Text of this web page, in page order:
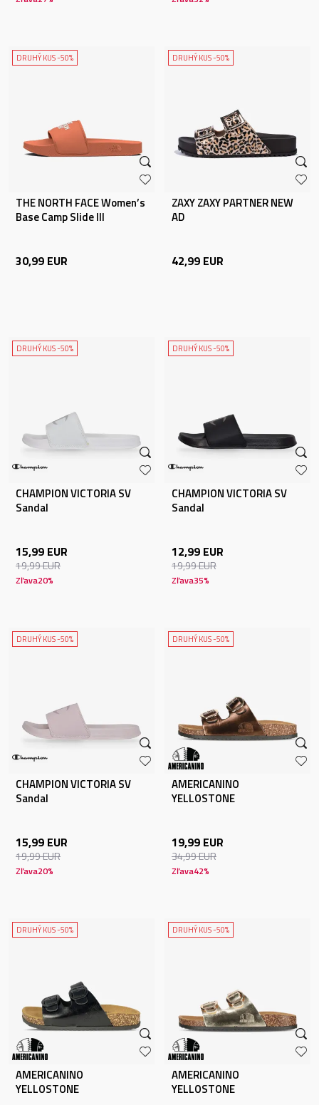
DRUHÝ KUS -50%
THE NORTH FACE Women’s
Base Camp Slide III
30,99 EUR
DRUHÝ KUS -50%
ZAXY ZAXY PARTNER NEW
AD
42,99 EUR
DRUHÝ KUS -50%
CHAMPION VICTORIA SV
Sandal
15,99 EUR
19,99EUR
Zľava20%
DRUHÝ KUS -50%
CHAMPION VICTORIA SV
Sandal
12,99 EUR
19,99EUR
Zľava35%
DRUHÝ KUS -50%
CHAMPION VICTORIA SV
Sandal
15,99 EUR
19,99EUR
Zľava20%
DRUHÝ KUS -50%
AMERICANINO
YELLOSTONE
19,99 EUR
34,99EUR
Zľava42%
DRUHÝ KUS -50%
AMERICANINO
YELLOSTONE
DRUHÝ KUS -50%
AMERICANINO
YELLOSTONE